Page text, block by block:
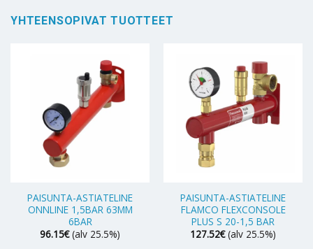
YHTEENSOPIVAT TUOTTEET
PAISUNTA-ASTIATELINE
ONNLINE 1,5BAR 63MM
6BAR
96.15€ (alv 25.5%)
PAISUNTA-ASTIATELINE
FLAMCO FLEXCONSOLE
PLUS S 20-1,5 BAR
127.52€ (alv 25.5%)